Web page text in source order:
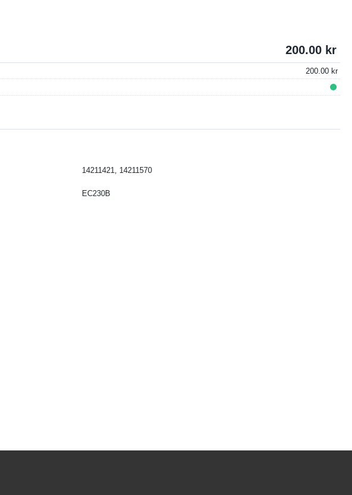
200.00
200.00
14211421, 14211570
EC230B